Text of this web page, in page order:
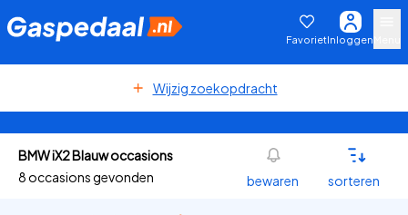
FavorietInloggen
Wijzig zoekopdracht
BMW iX2 Blauw occasions
8 occasions gevonden
bewaren sorteren